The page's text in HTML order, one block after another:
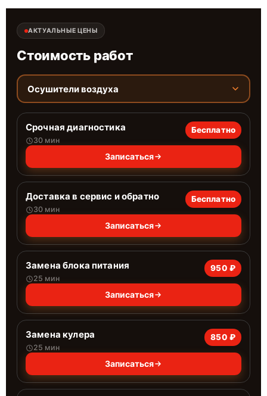
АКТУАЛЬНЫЕ ЦЕНЫ
Стоимость работ
Осушители воздуха
Срочная диагностика
30 мин
Бесплатно
Записаться
Доставка в сервис и обратно
30 мин
Бесплатно
Записаться
Замена блока питания
25 мин
950 ₽
Записаться
Замена кулера
25 мин
850 ₽
Записаться